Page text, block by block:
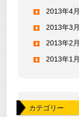
2013年4月
2013年3月
2013年2月
2013年1月
カテゴリー